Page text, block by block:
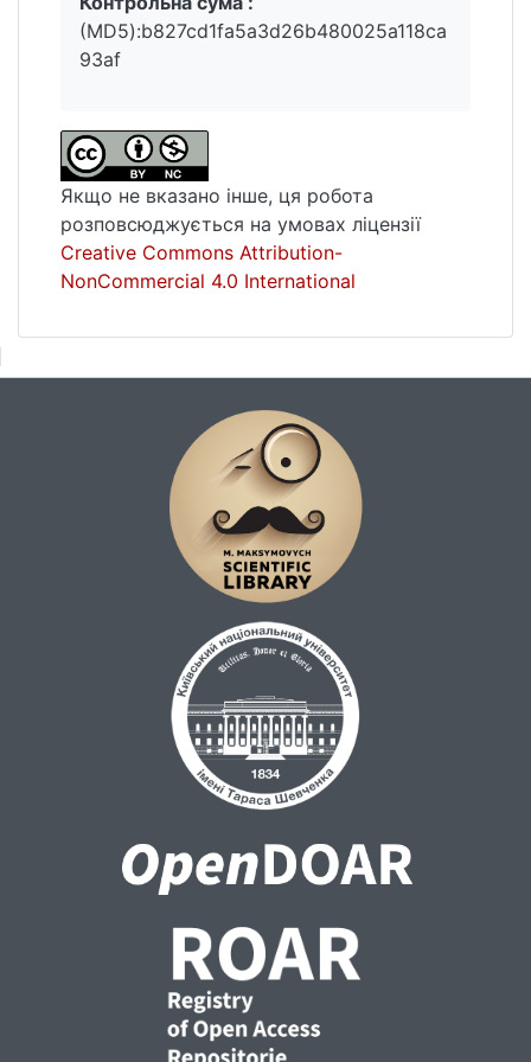
(MD5):b827cd1fa5a3d26b480025a118ca
93af
Якщо не вказано інше, ця робота
розповсюджується на умовах ліцензії
Creative Commons Attribution-
NonCommercial 4.0 International